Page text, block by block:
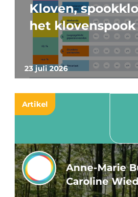
23 juli 2026
Kloven,
het klovenspook
Artikel
Anne-Marie
Caroline